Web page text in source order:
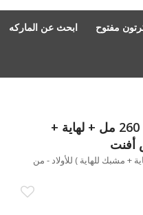
مفتوح ابحث عن الماركه
مجموعة الرضاعة طبيعية (رضٌاعة 260 مل + لهاية +
أفنت
(رضٌاعة 260 مل + لهاية + مشبك للهاية ) للأولاد - من